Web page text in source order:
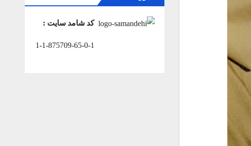
کد شامد سایت :
1-1-875709-65-0-1